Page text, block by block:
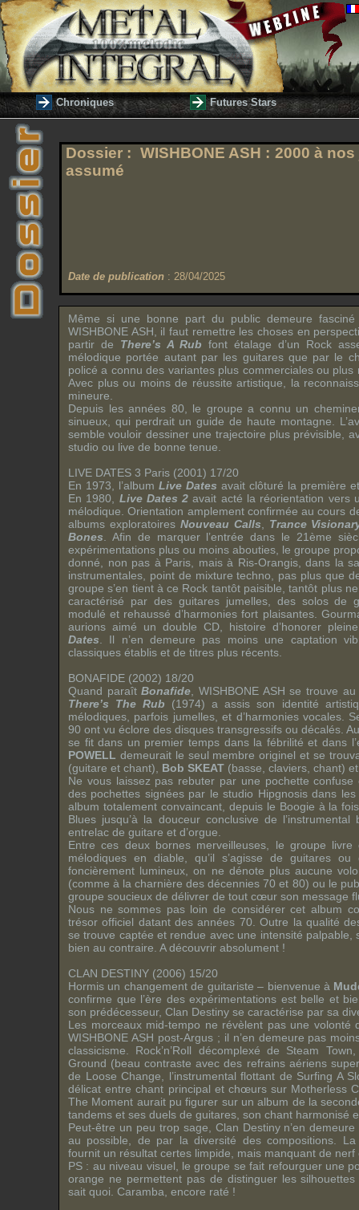
Chroniques Futures Stars
Dossier : WISHBONE ASH : 2000 à
assumé
Date de publication : 28/04/2025
Même si une bonne part du public demeure
WISHBONE ASH , il faut remettre les choses en
partir de There’s A Rub font étalage d’un Rock
mélodique portée autant par les guitares que par le
policé a connu des variantes plus commerciales ou
Avec plus ou moins de réussite artistique, la
mineure.
Depuis les années 80, le groupe a connu un
sinueux, qui perdrait un guide de haute montagne.
semble vouloir dessiner une trajectoire plus prévisible,
studio ou live de bonne tenue.
LIVE DATES 3 Paris (2001) 17/20
En 1973, l’album Live Dates avait clôturé la première
En 1980, Live Dates 2 avait acté la réorientation vers
mélodique. Orientation amplement confirmée au cours
albums exploratoires Nouveau Calls
Trance
Bones . Afin de marquer l’entrée dans le 21ème
expérimentations plus ou moins abouties, le groupe
donné, non pas à Paris, mais à Ris-Orangis, dans la
instrumentales, point de mixture techno, pas plus que
groupe s’en tient à ce Rock tantôt paisible, tantôt plus
caractérisé par des guitares jumelles, des solos de
modulé et rehaussé d’harmonies fort plaisantes.
aurions aimé un double CD, histoire d’honorer
Dates . Il n’en demeure pas moins une captation
classiques établis et de titres plus récents.
BONAFIDE (2002) 18/20
Quand paraîtBonafide ,WISHBONE ASH se trouve au
There’s The Rub (1974) a assis son identité
mélodiques, parfois jumelles, et d’harmonies vocales.
90 ont vu éclore des disques transgressifs ou décalés.
se fit dans un premier temps dans la fébrilité et dans
POWELL demeurait le seul membre originel et se
(guitare et chant), Bob SKEAT (basse, claviers, chant)
Ne vous laissez pas rebuter par une pochette
des pochettes signées par le studio Hipgnosis dans
album totalement convaincant, depuis le Boogie à la
Blues jusqu’à la douceur conclusive de
entrelac de guitare et d’orgue.
Entre ces deux bornes merveilleuses, le groupe livre
mélodiques en diable, qu’il s’agisse de guitares
foncièrement lumineux, on ne dénote plus aucune
(comme à la charnière des décennies 70 et 80) ou le
groupe soucieux de délivrer de tout cœur son message
Nous ne sommes pas loin de considérer cet album
trésor officiel datant des années 70. Outre la qualité
se trouve captée et rendue avec une intensité palpable,
bien au contraire. A découvrir absolument !
CLAN DESTINY (2006) 15/20
Hormis un changement de guitariste – bienvenue à
confirme que l’ère des expérimentations est belle et
son prédécesseur, Clan Destiny se caractérise par sa
Les morceaux mid-tempo ne révèlent pas une volonté
WISHBONE ASH post-Argus ; il n’en demeure pas
classicisme. Rock’n’Roll décomplexé de Steam
Ground (beau contraste avec des refrains aériens
de Loose Change, l’instrumental flottant de Surfing A
délicat entre chant principal et chœurs sur Motherless
The Moment aurait pu figurer sur un album de la
tandems et ses duels de guitares, son chant harmonisé
Peut-être un peu trop sage, Clan Destiny n’en
au possible, de par la diversité des compositions. La
fournit un résultat certes limpide, mais manquant de nerf
PS : au niveau visuel, le groupe se fait refourguer une
orange ne permettent pas de distinguer les
sait quoi. Caramba, encore raté !